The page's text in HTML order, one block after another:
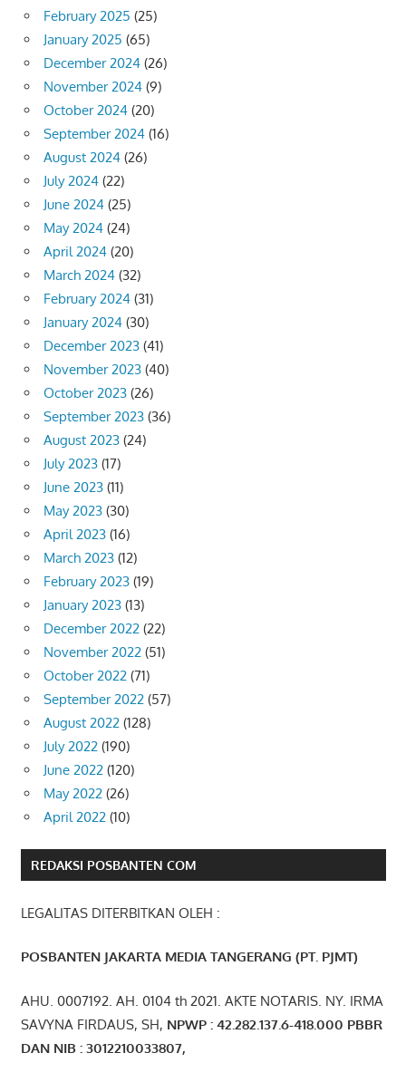
February 2025 (25)
January 2025 (65)
December 2024 (26)
November 2024 (9)
October 2024 (20)
September 2024 (16)
August 2024 (26)
July 2024 (22)
June 2024 (25)
May 2024 (24)
April 2024 (20)
March 2024 (32)
February 2024 (31)
January 2024 (30)
December 2023 (41)
November 2023 (40)
October 2023 (26)
September 2023 (36)
August 2023 (24)
July 2023 (17)
June 2023 (11)
May 2023 (30)
April 2023 (16)
March 2023 (12)
February 2023 (19)
January 2023 (13)
December 2022 (22)
November 2022 (51)
October 2022 (71)
September 2022 (57)
August 2022 (128)
July 2022 (190)
June 2022 (120)
May 2022 (26)
April 2022 (10)
REDAKSI POSBANTEN COM
LEGALITAS DITERBITKAN OLEH :
POSBANTEN JAKARTA MEDIA TANGERANG (PT. PJMT)
AHU. 0007192. AH. 0104 th 2021. AKTE NOTARIS. NY. IRMA
SAVYNA FIRDAUS, SH, NPWP : 42.282.137.6-418.000 PBBR
DAN NIB :3012210033807,